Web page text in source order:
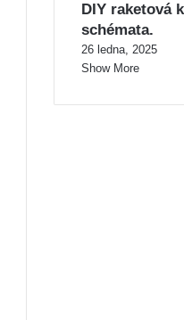
DIY raketová
schémata.
26 ledna, 2025
Show More